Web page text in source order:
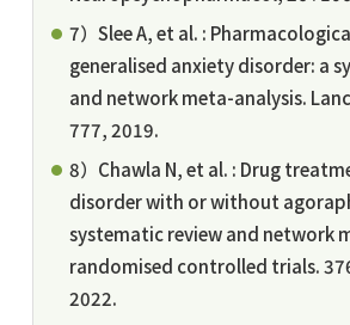
7）Slee A, et al. :
generalised anxiety disorder: a
and network meta-analysis.
777, 2019.
8）Chawla N, et al. : Drug
disorder with or without
systematic review and network
randomised controlled trials.
2022.